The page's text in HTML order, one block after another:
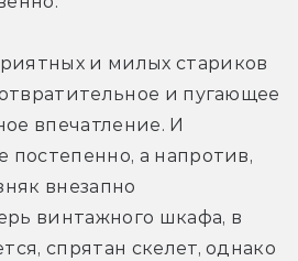
и милых стариков
и пугающее
впечатление. И
постепенно, а напротив,
внезапно
винтажного шкафа, в
спрятан скелет, однако